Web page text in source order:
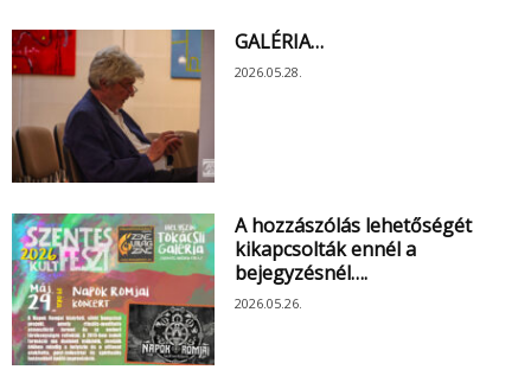
GALÉRIA…
2026.05.28.
A hozzászólás lehetőségét
kikapcsolták ennél a
bejegyzésnél….
2026.05.26.